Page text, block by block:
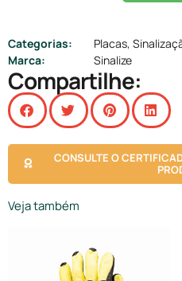
Categorias: Placas,
Marca:
Sinalize
Compartilhe:
CONSULTE O
Veja também